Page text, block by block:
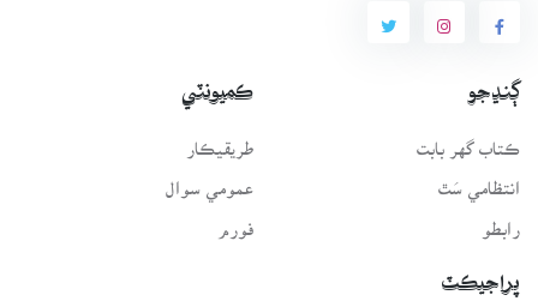
ڳنڍجو
ڪتاب گهر بابت
انتظامي سَٿ
رابطو
ڪميونٽي
طريقيڪار
عمومي سوال
فورم
پراجيڪٽ